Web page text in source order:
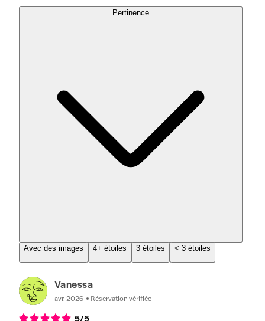
Pertinence
Avec des images 4+ étoiles 3 étoiles < 3 étoiles
Vanessa
avr. 2026 Réservation vérifiée
5/5